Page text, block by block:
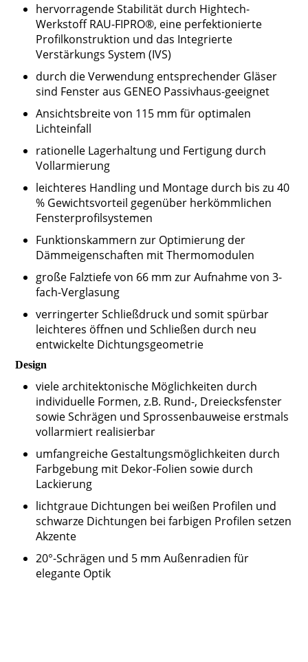
hervorragende Stabilität durch Hightech-
Werkstoff RAU-FIPRO®, eine perfektionierte
Profilkonstruktion und das Integrierte
Verstärkungs System (IVS)
durch die Verwendung entsprechender Gläser
sind Fenster aus GENEO Passivhaus-geeignet
Ansichtsbreite von 115 mm für optimalen
Lichteinfall
rationelle Lagerhaltung und Fertigung durch
Vollarmierung
leichteres Handling und Montage durch bis zu 40
% Gewichtsvorteil gegenüber herkömmlichen
Fensterprofilsystemen
Funktionskammern zur Optimierung der
Dämmeigenschaften mit Thermomodulen
große Falztiefe von 66 mm zur Aufnahme von 3-
fach-Verglasung
verringerter Schließdruck und somit spürbar
leichteres öffnen und Schließen durch neu
entwickelte Dichtungsgeometrie
Design
viele architektonische Möglichkeiten durch
individuelle Formen, z.B. Rund-, Dreiecksfenster
sowie Schrägen und Sprossenbauweise erstmals
vollarmiert realisierbar
umfangreiche Gestaltungsmöglichkeiten durch
Farbgebung mit Dekor-Folien sowie durch
Lackierung
lichtgraue Dichtungen bei weißen Profilen und
schwarze Dichtungen bei farbigen Profilen setzen
Akzente
20°-Schrägen und 5 mm Außenradien für
elegante Optik